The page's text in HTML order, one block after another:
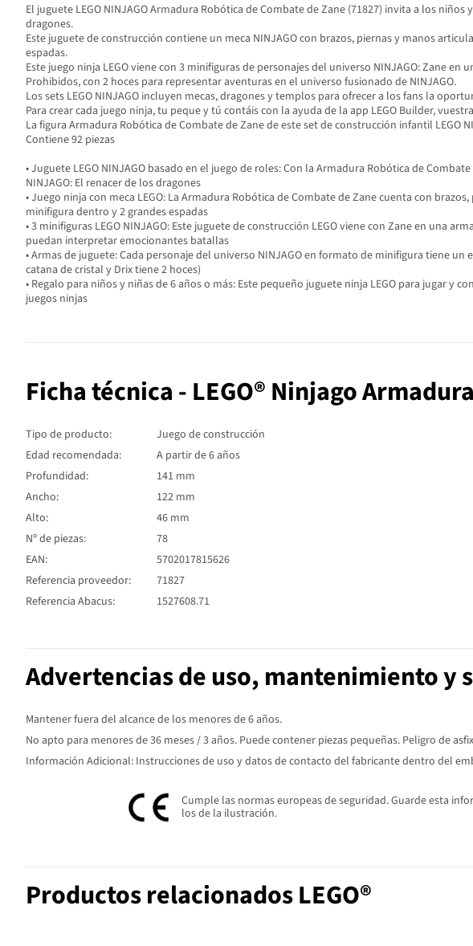
El juguete LEGO NINJAGO Armadura Robótica de Combate de Zane (71827) invita a los
dragones.
Este juguete de construcción contiene un meca NINJAGO con brazos, piernas y manos
espadas.
Este juego ninja LEGO viene con 3 minifiguras de personajes del universo NINJAGO: Zane
Prohibidos, con 2 hoces para representar aventuras en el universo fusionado de NINJAGO.
Los sets LEGO NINJAGO incluyen mecas, dragones y templos para ofrecer a los fans la
Para crear cada juego ninja, tu peque y tú contáis con la ayuda de la app LEGO Builder,
La figura Armadura Robótica de Combate de Zane de este set de construcción infantil LEGO
Contiene 92 piezas
• Juguete LEGO NINJAGO basado en el juego de roles: Con la Armadura Robótica de
NINJAGO: El renacer de los dragones
• Juego ninja con meca LEGO: La Armadura Robótica de Combate de Zane cuenta con
minifigura dentro y 2 grandes espadas
• 3 minifiguras LEGO NINJAGO: Este juguete de construcción LEGO viene con Zane en una
puedan interpretar emocionantes batallas
• Armas de juguete: Cada personaje del universo NINJAGO en formato de minifigura tiene
catana de cristal y Drix tiene 2 hoces)
• Regalo para niños y niñas de 6 años o más: Este pequeño juguete ninja LEGO para jugar y
juegos ninjas
Ficha técnica - LEGO® Ninjago
Tipo de producto:
Juego de construcción
Edad recomendada:
A partir de 6 años
Profundidad:
141 mm
Ancho:
122 mm
Alto:
46 mm
Nº de piezas:
78
EAN:
5702017815626
Referencia proveedor:
71827
Referencia Abacus:
1527608.71
Advertencias de uso, mantenimiento y
Mantener fuera del alcance de los menores de 6 años.
No apto para menores de 36 meses / 3 años. Puede contener piezas pequeñas. Peligro de
Información Adicional: Instrucciones de uso y datos de contacto del fabricante dentro del
Cumple las normas europeas de seguridad. Guarde esta
los de la ilustración.
Productos relacionados LEGO®